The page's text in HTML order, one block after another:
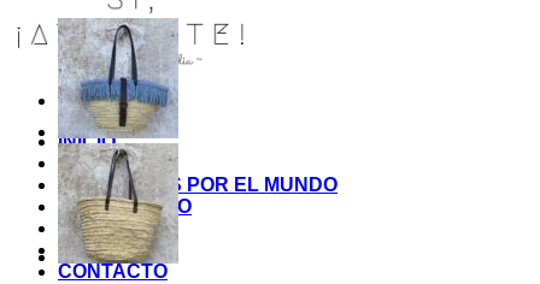
INICIO
TIENDA
MIS COSITAS POR EL MUNDO
EL COMIENZO
BLOG
PAGOS
CONTACTO